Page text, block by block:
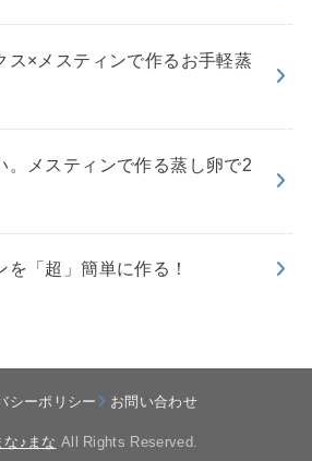
ス×メスティンで作るお手軽蒸
。メスティンで作る蒸し卵で2
を「超」簡単に作る！
シーポリシー お問い合わせ
な♪まな All Rights Reserved.